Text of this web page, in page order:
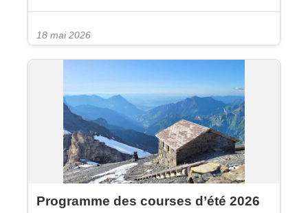
18 mai 2026
Programme des courses d’été 2026